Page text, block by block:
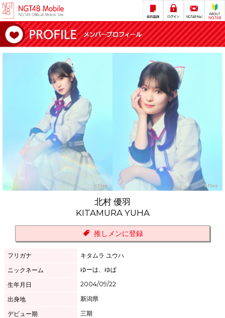
北村 優羽
KITAMURA YUHA
推しメンに登録
フリガナ
キタムラ ユウハ
ニックネーム
ゆーは、ゆぱ
生年月日
2004/09/22
出身地
新潟県
デビュー期
三期